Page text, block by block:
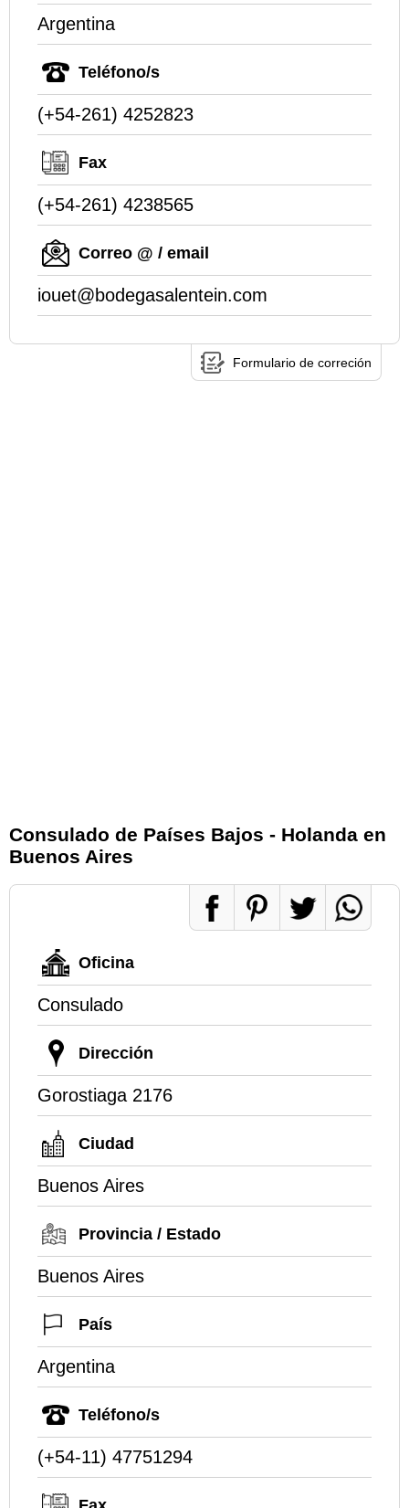
Argentina
Teléfono/s
(+54-261) 4252823
Fax
(+54-261) 4238565
Correo @ / email
iouet@bodegasalentein.com
Formulario de correción
Consulado de Países Bajos - Holanda en
Buenos Aires
Oficina
Consulado
Dirección
Gorostiaga 2176
Ciudad
Buenos Aires
Provincia / Estado
Buenos Aires
País
Argentina
Teléfono/s
(+54-11) 47751294